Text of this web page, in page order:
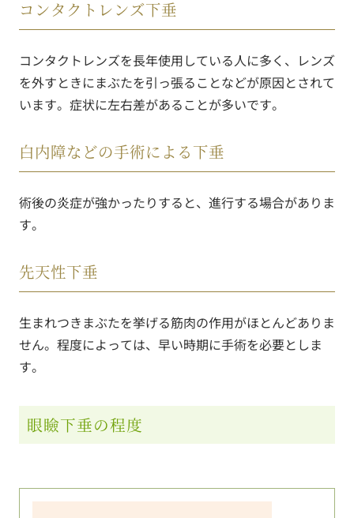
コンタクトレンズ下垂
コンタクトレンズを長年使用している人に多く、レンズ
を外すときにまぶたを引っ張ることなどが原因とされて
います。症状に左右差があることが多いです。
白内障などの手術による下垂
術後の炎症が強かったりすると、進行する場合がありま
す。
先天性下垂
生まれつきまぶたを挙げる筋肉の作用がほとんどありま
せん。程度によっては、早い時期に手術を必要としま
す。
眼瞼下垂の程度